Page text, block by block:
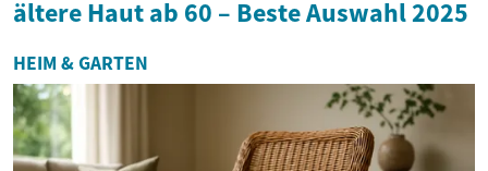
ältere Haut ab 60 – Beste Auswahl 2025
HEIM & GARTEN